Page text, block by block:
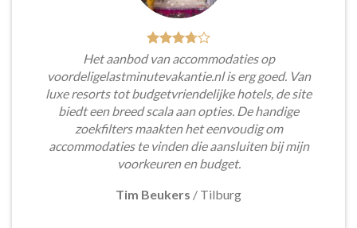
Het aanbod van accommodaties op
voordeligelastminutevakantie.nl is erg goed. Van
luxe resorts tot budgetvriendelijke hotels, de site
biedt een breed scala aan opties. De handige
zoekfilters maakten het eenvoudig om
accommodaties te vinden die aansluiten bij mijn
voorkeuren en budget.
Tim Beukers / Tilburg